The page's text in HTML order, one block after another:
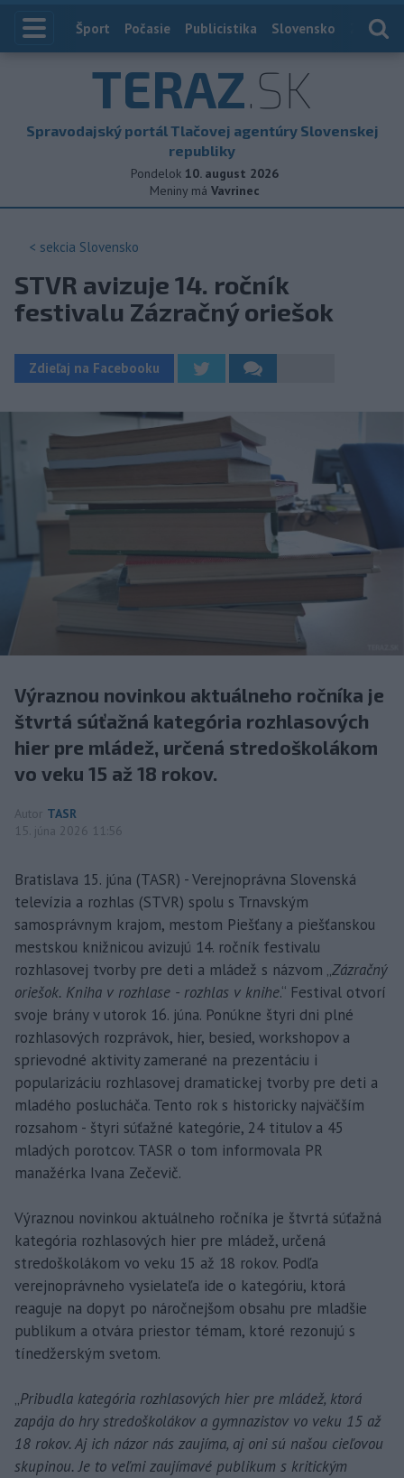
Index
Šport Počasie Publicistika Slovensko
TERAZ.SK
Spravodajský portál Tlačovej agentúry Slovenskej
republiky
Pondelok 10. august 2026
Meniny má Vavrinec
< sekcia Slovensko
STVR avizuje 14. ročník
festivalu Zázračný oriešok
Zdieľaj na Facebooku
Výraznou novinkou aktuálneho ročníka je
štvrtá súťažná kategória rozhlasových
hier pre mládež, určená stredoškolákom
vo veku 15 až 18 rokov.
Autor TASR
15. júna 2026 11:56
Bratislava 15. júna (TASR) - Verejnoprávna Slovenská
televízia a rozhlas (STVR) spolu s Trnavským
samosprávnym krajom, mestom Piešťany a piešťanskou
mestskou knižnicou avizujú 14. ročník festivalu
rozhlasovej tvorby pre deti a mládež s názvom „Zázračný
oriešok. Kniha v rozhlase - rozhlas v knihe.“ Festival otvorí
svoje brány v utorok 16. júna. Ponúkne štyri dni plné
rozhlasových rozprávok, hier, besied, workshopov a
sprievodné aktivity zamerané na prezentáciu i
popularizáciu rozhlasovej dramatickej tvorby pre deti a
mladého poslucháča. Tento rok s historicky najväčším
rozsahom - štyri súťažné kategórie, 24 titulov a 45
mladých porotcov. TASR o tom informovala PR
manažérka Ivana Zečevič.
Výraznou novinkou aktuálneho ročníka je štvrtá súťažná
kategória rozhlasových hier pre mládež, určená
stredoškolákom vo veku 15 až 18 rokov. Podľa
verejnoprávneho vysielateľa ide o kategóriu, ktorá
reaguje na dopyt po náročnejšom obsahu pre mladšie
publikum a otvára priestor témam, ktoré rezonujú s
tínedžerským svetom.
„Pribudla kategória rozhlasových hier pre mládež, ktorá
zapája do hry stredoškolákov a gymnazistov vo veku 15 až
18 rokov. Aj ich názor nás zaujíma, aj oni sú našou cieľovou
skupinou. Je to veľmi zaujímavé publikum s kritickým